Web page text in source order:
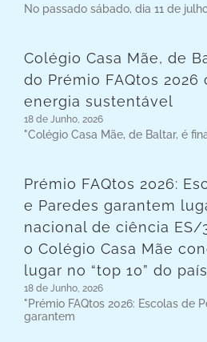
No passado sábado, dia 11 de
Colégio Casa Mãe, de
do Prémio FAQtos
energia sustentável
18 de Junho, 2026
"Colégio Casa Mãe, de Baltar, é
Prémio FAQtos 2026:
e Paredes garantem
nacional de ciência ES/
o Colégio Casa Mãe
lugar no “top 10” do país
18 de Junho, 2026
"Prémio FAQtos 2026: Escolas de
garantem